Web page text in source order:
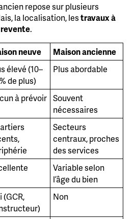
repose sur plusieurs
la localisation, lestravaux à
.
neuve
Maison ancienne
élevé (10–
de plus)
Plus abordable
à prévoir Souvent
nécessaires
Secteurs
centraux, proches
des services
Variable selon
l’âge du bien
(GCR,
Non